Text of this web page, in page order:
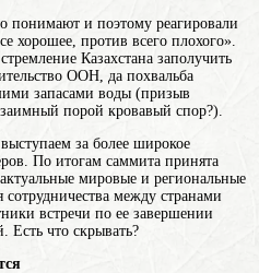
понимают и поэтому реагировали
хорошее, против всего плохого».
Казахстана заполучить
ООН, да похвальба
запасами воды (призыв
порой кровавый спор?).
за более широкое
По итогам саммита принята
мировые и региональные
между странами
встречи по ее завершении
Есть что скрывать?